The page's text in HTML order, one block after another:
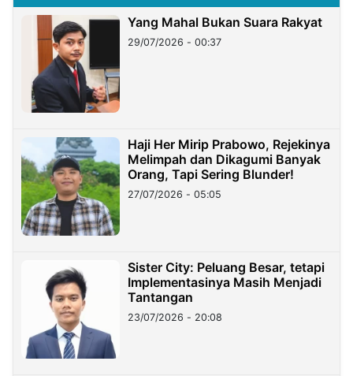
Yang Mahal Bukan Suara Rakyat
29/07/2026 - 00:37
Haji Her Mirip Prabowo, Rejekinya
Melimpah dan Dikagumi Banyak
Orang, Tapi Sering Blunder!
27/07/2026 - 05:05
Sister City: Peluang Besar, tetapi
Implementasinya Masih Menjadi
Tantangan
23/07/2026 - 20:08